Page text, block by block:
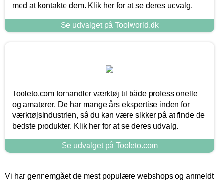
med at kontakte dem. Klik her for at se deres udvalg.
Se udvalget på Toolworld.dk
Tooleto.com forhandler værktøj til både professionelle
og amatører. De har mange års ekspertise inden for
værktøjsindustrien, så du kan være sikker på at finde de
bedste produkter. Klik her for at se deres udvalg.
Se udvalget på Tooleto.com
Vi har gennemgået de mest populære webshops og anmeldt